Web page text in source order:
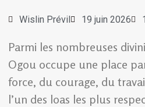
Wislin Prévil 19 juin 2026
Parmi les nombreuses
Ogou occupe une place
force, du courage, du
l’un des loas les plus